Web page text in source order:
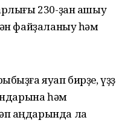
230-ҙан ашыу
файҙаланыу һәм
яуап бирҙе,
һәм
аңдарында ла